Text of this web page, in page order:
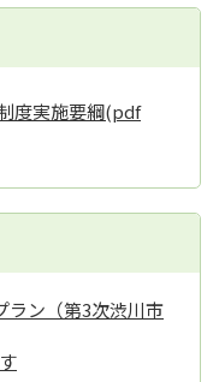
度実施要綱(pdf
ラン（第3次渋川市